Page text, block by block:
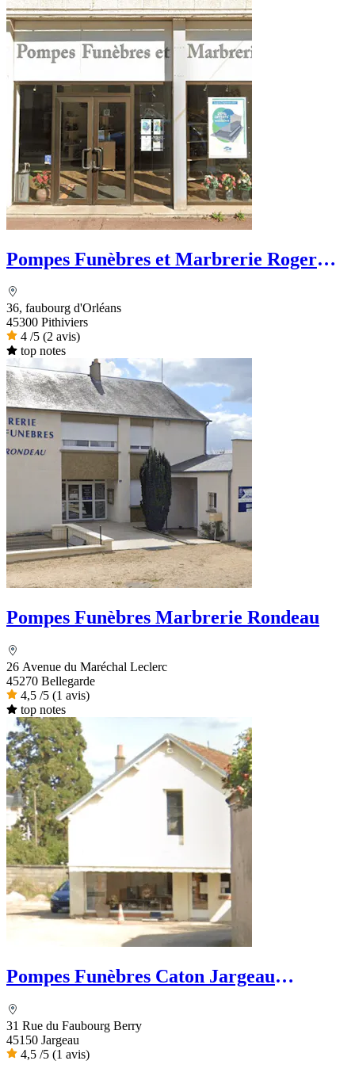
Pompes Funèbres et Marbrerie Roger
36, faubourg d'Orléans
45300 Pithiviers
4 /5 (2 avis)
top notes
Pompes Funèbres Marbrerie Rondeau
26 Avenue du Maréchal Leclerc
45270 Bellegarde
4,5 /5 (1 avis)
top notes
Pompes Funèbres Caton Jargeau
31 Rue du Faubourg Berry
45150 Jargeau
4,5 /5 (1 avis)